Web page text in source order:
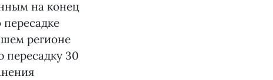
на конец
регионе
30